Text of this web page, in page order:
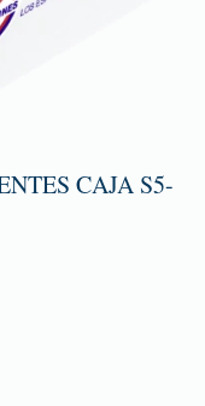
CAJA S5-